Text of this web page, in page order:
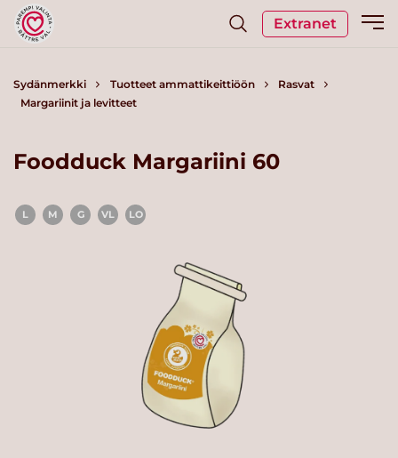
Extranet
Sydänmerkki Tuotteet ammattikeittiöön
Rasvat
Margariinit ja levitteet
Foodduck Margariini 60
L M G VL LO